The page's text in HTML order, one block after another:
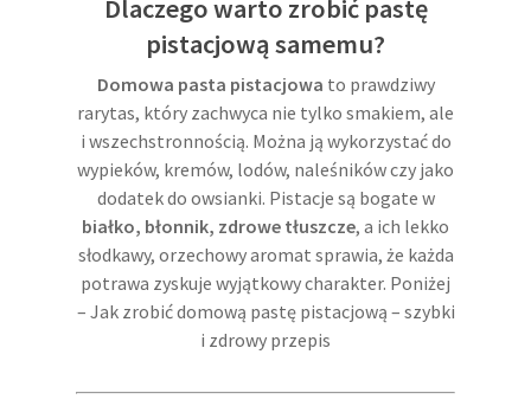
Dlaczego warto zrobić pastę
pistacjową samemu?
Domowa pasta pistacjowa to prawdziwy
rarytas, który zachwyca nie tylko smakiem, ale
i wszechstronnością. Można ją wykorzystać do
wypieków, kremów, lodów, naleśników czy jako
dodatek do owsianki. Pistacje są bogate w
białko, błonnik, zdrowe tłuszcze, a ich lekko
słodkawy, orzechowy aromat sprawia, że każda
potrawa zyskuje wyjątkowy charakter. Poniżej
– Jak zrobić domową pastę pistacjową – szybki
i zdrowy przepis